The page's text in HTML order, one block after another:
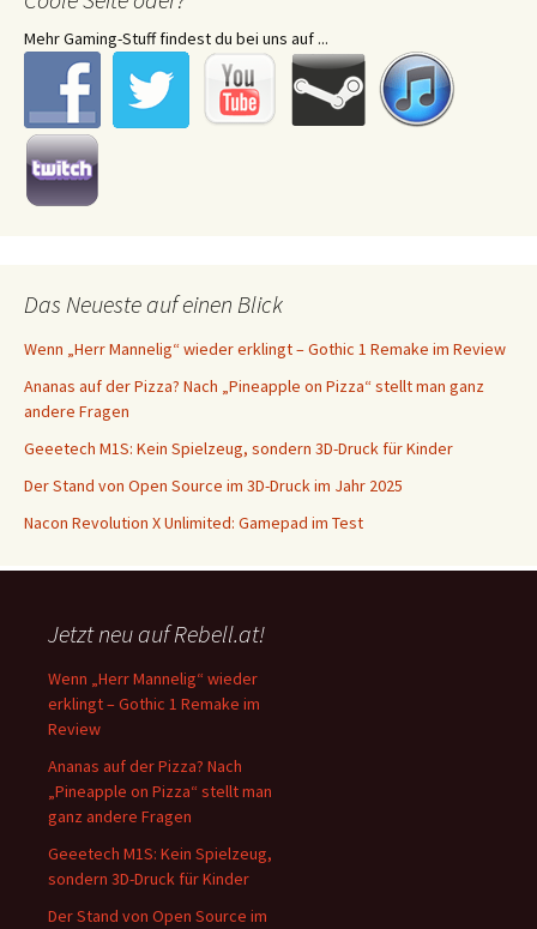
Mehr Gaming-Stuff findest du bei uns auf ...
Das Neueste auf einen Blick
Wenn „Herr Mannelig“ wieder erklingt – Gothic 1 Remake im Review
Ananas auf der Pizza? Nach „Pineapple on Pizza“ stellt man ganz
andere Fragen
Geeetech M1S: Kein Spielzeug, sondern 3D-Druck für Kinder
Der Stand von Open Source im 3D-Druck im Jahr 2025
Nacon Revolution X Unlimited: Gamepad im Test
Jetzt neu auf Rebell.at!
Wenn „Herr Mannelig“ wieder
erklingt – Gothic 1 Remake im
Review
Ananas auf der Pizza? Nach
„Pineapple on Pizza“ stellt man
ganz andere Fragen
Geeetech M1S: Kein Spielzeug,
sondern 3D-Druck für Kinder
Der Stand von Open Source im